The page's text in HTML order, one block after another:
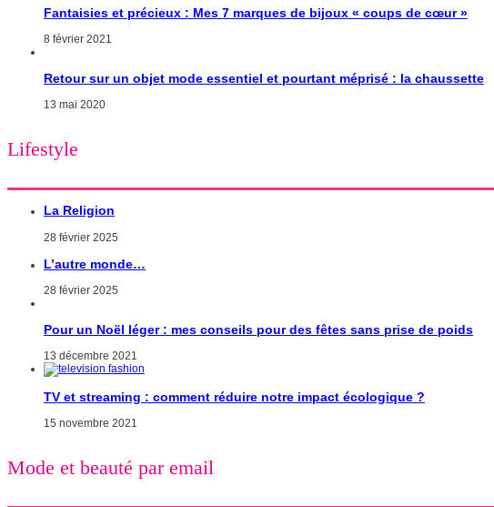
Fantaisies et précieux : Mes 7 marques de bijoux « coups de cœur »
8 février 2021
Retour sur un objet mode essentiel et pourtant méprisé : la chaussette
13 mai 2020
Lifestyle
La Religion
28 février 2025
L’autre monde…
28 février 2025
Pour un Noël léger : mes conseils pour des fêtes sans prise de poids
13 décembre 2021
TV et streaming : comment réduire notre impact écologique ?
15 novembre 2021
Mode et beauté par email